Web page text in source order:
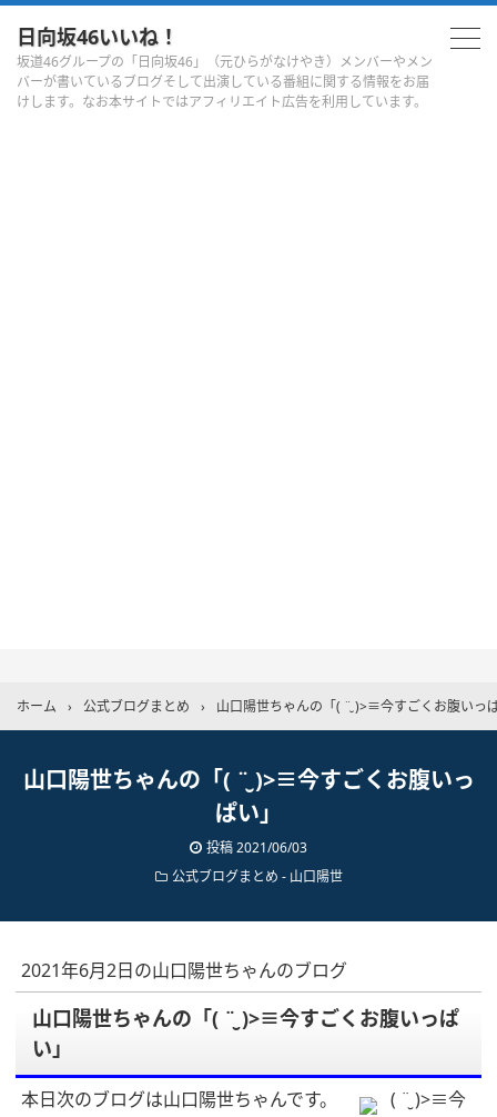
日向坂46いいね！
坂道46グループの「日向坂46」（元ひらがなけやき）メンバーやメン
バーが書いているブログそして出演している番組に関する情報をお届
けします。なお本サイトではアフィリエイト広告を利用しています。
ホーム › 公式ブログまとめ › 山口陽世ちゃんの「( ¨̮ )>≡今すごくお腹いっ
山口陽世ちゃんの「( ¨̮ )>≡今すごくお腹いっ
ぱい」
投稿2021/06/03
公式ブログまとめ - 山口陽世
2021年6月2日の山口陽世ちゃんのブログ
山口陽世ちゃんの「( ¨̮ )>≡今すごくお腹いっぱ
い」
本日次のブログは山口陽世ちゃんです。
( ¨̮ )>≡今